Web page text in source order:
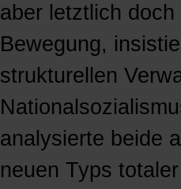
aber letztlich
Bewegung,
strukturellen
analysierte beide
neuen Typs